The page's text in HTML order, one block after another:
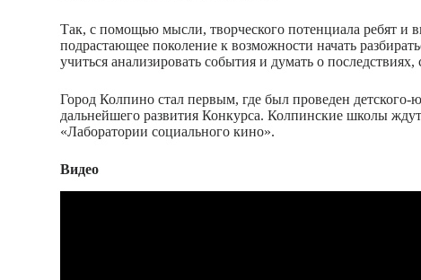
Так, с помощью мысли, творческого потенциала ребят и
подрастающее поколение к возможности начать
учиться анализировать события и думать о
Город Колпино стал первым, где был проведен
дальнейшего развития Конкурса. Колпинские школы
«Лаборатории социального кино».
Видео